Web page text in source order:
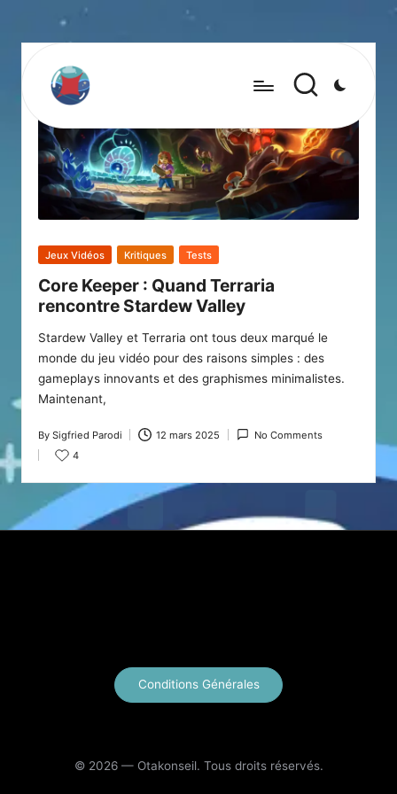
Posted
Jeux Vidéos Kritiques Tests
Core Keeper : Quand Terraria
rencontre Stardew Valley
Stardew Valley et Terraria ont tous deux marqué le
monde du jeu vidéo pour des raisons simples : des
gameplays innovants et des graphismes minimalistes.
Maintenant,
Posted
by
By Sigfried Parodi 12 mars 2025
No Comments
4
Conditions Générales
© 2026 — Otakonseil. Tous droits réservés.